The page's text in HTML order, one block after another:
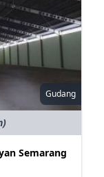
Gudang
Semarang